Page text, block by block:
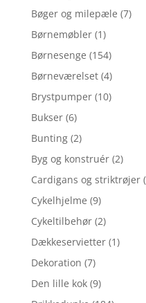
Bøger og milepæle (7)
Børnemøbler (1)
Børnesenge (154)
Børneværelset (4)
Brystpumper (10)
Bukser (6)
Bunting (2)
Byg og konstruér (2)
Cardigans og striktrøjer
Cykelhjelme (9)
Cykeltilbehør (2)
Dækkeservietter (1)
Dekoration (7)
Den lille kok (9)